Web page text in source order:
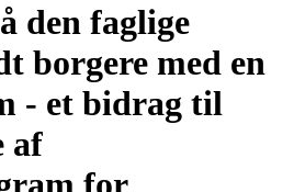
den faglige
borgere med en
- et bidrag til
af